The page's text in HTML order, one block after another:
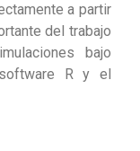
a partir
del trabajo
bajo
R y el